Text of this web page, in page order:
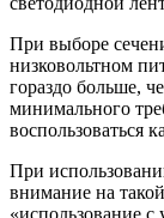
При выборе
низковольтном
гораздо больше,
минимального
воспользоваться
При
внимание на